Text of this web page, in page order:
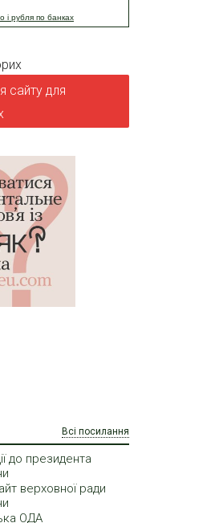
і рубля по банках
сайту для
Всі посилання
до президента
верховної ради
ОДА